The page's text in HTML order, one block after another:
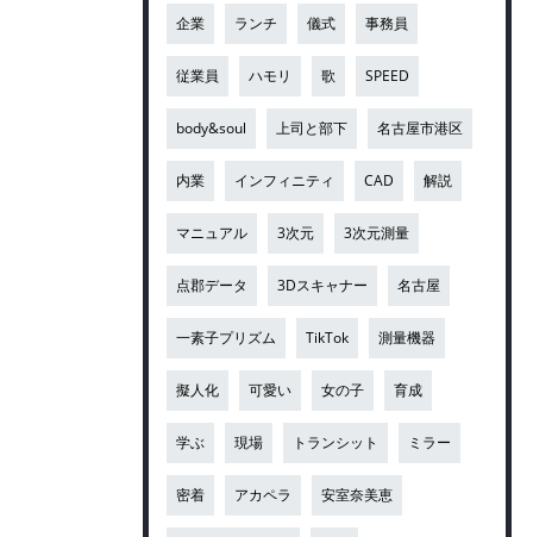
企業 ランチ 儀式 事務員
従業員 ハモリ 歌 SPEED
body&soul 上司と部下 名古屋市港区
内業 インフィニティ CAD 解説
マニュアル 3次元 3次元測量
点郡データ 3Dスキャナー 名古屋
一素子プリズム TikTok 測量機器
擬人化 可愛い 女の子 育成
学ぶ 現場 トランシット ミラー
密着 アカペラ 安室奈美恵